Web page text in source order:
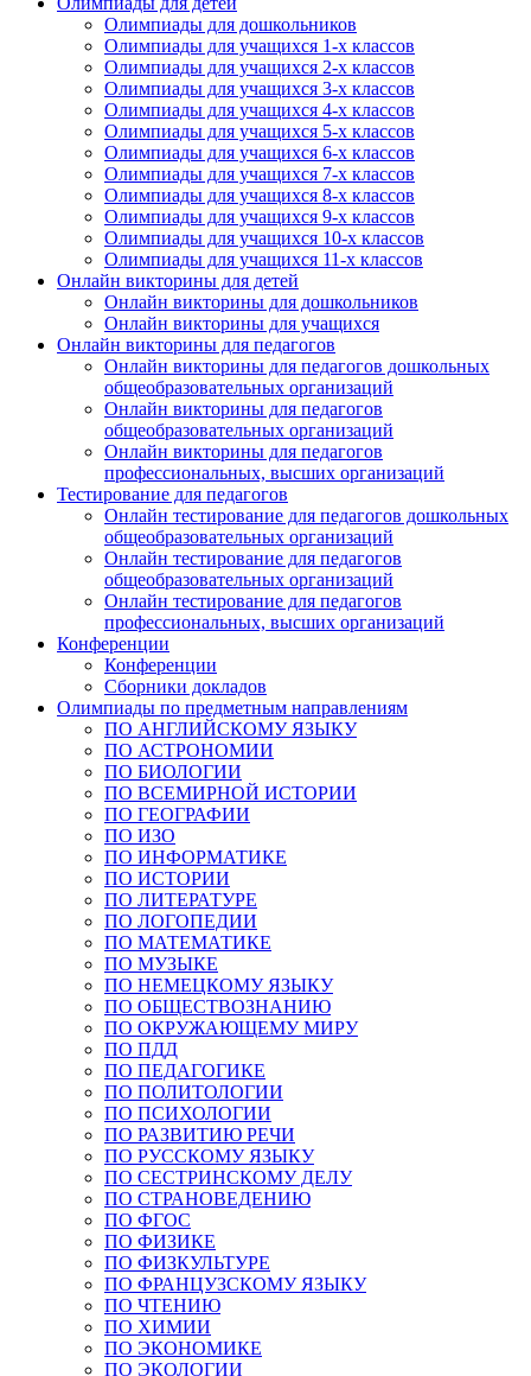
Олимпиады для дошкольников
Олимпиады для учащихся 1-х классов
Олимпиады для учащихся 2-х классов
Олимпиады для учащихся 3-х классов
Олимпиады для учащихся 4-х классов
Олимпиады для учащихся 5-х классов
Олимпиады для учащихся 6-х классов
Олимпиады для учащихся 7-х классов
Олимпиады для учащихся 8-х классов
Олимпиады для учащихся 9-х классов
Олимпиады для учащихся 10-х классов
Олимпиады для учащихся 11-х классов
Онлайн викторины для детей
Онлайн викторины для дошкольников
Онлайн викторины для учащихся
Онлайн викторины для педагогов
Онлайн викторины для педагогов дошкольных
общеобразовательных организаций
Онлайн викторины для педагогов
общеобразовательных организаций
Онлайн викторины для педагогов
профессиональных, высших организаций
Тестирование для педагогов
Онлайн тестирование для педагогов дошкольных
общеобразовательных организаций
Онлайн тестирование для педагогов
общеобразовательных организаций
Онлайн тестирование для педагогов
профессиональных, высших организаций
Конференции
Конференции
Сборники докладов
Олимпиады по предметным направлениям
ПО АНГЛИЙСКОМУ ЯЗЫКУ
ПО АСТРОНОМИИ
ПО БИОЛОГИИ
ПО ВСЕМИРНОЙ ИСТОРИИ
ПО ГЕОГРАФИИ
ПО ИЗО
ПО ИНФОРМАТИКЕ
ПО ИСТОРИИ
ПО ЛИТЕРАТУРЕ
ПО ЛОГОПЕДИИ
ПО МАТЕМАТИКЕ
ПО МУЗЫКЕ
ПО НЕМЕЦКОМУ ЯЗЫКУ
ПО ОБЩЕСТВОЗНАНИЮ
ПО ОКРУЖАЮЩЕМУ МИРУ
ПО ПДД
ПО ПЕДАГОГИКЕ
ПО ПОЛИТОЛОГИИ
ПО ПСИХОЛОГИИ
ПО РАЗВИТИЮ РЕЧИ
ПО РУССКОМУ ЯЗЫКУ
ПО СЕСТРИНСКОМУ ДЕЛУ
ПО СТРАНОВЕДЕНИЮ
ПО ФГОС
ПО ФИЗИКЕ
ПО ФИЗКУЛЬТУРЕ
ПО ФРАНЦУЗСКОМУ ЯЗЫКУ
ПО ЧТЕНИЮ
ПО ХИМИИ
ПО ЭКОНОМИКЕ
ПО ЭКОЛОГИИ